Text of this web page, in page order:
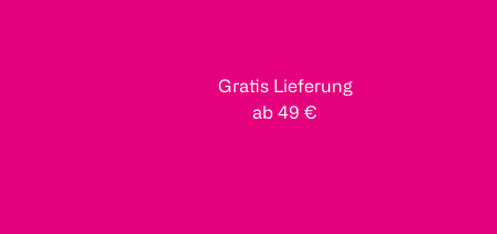
Gratis Lieferung
ab 49 €